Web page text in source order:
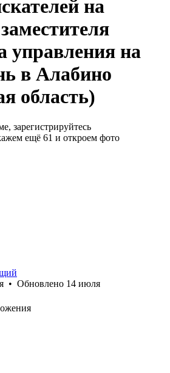
на
управления на
в Алабино
область)
зарегистрируйтесь
ещё 61 и откроем фото
• Обновлено 14 июля